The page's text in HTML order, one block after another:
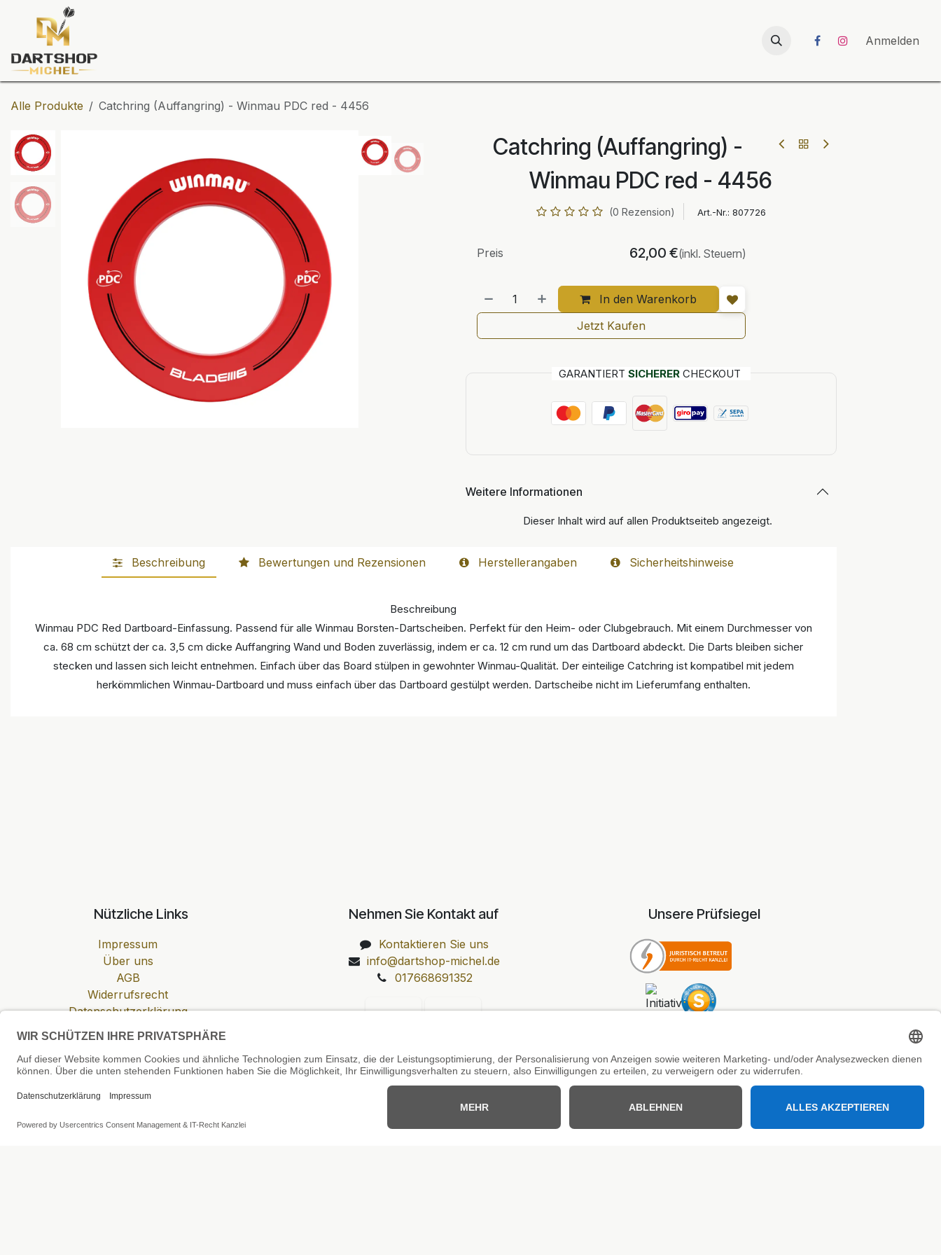
Zum Inhalt springen
UNICORN-Launch 2026 Anmelden
Alle Produkte Catchring (Auffangring) - Winmau PDC red - 4456
Catchring (Auffangring) -
Winmau PDC red - 4456
(0 Rezension) Art.-Nr.: 807726
In den Warenkorb
Preis 62,00 €(inkl. Steuern)
Jetzt Kaufen
GARANTIERT SICHERERCHECKOUT
Weitere Informationen
Dieser Inhalt wird auf allen Produktseiteb angezeigt.
Beschreibung Bewertungen und Rezensionen Herstellerangaben Sicherheitshinweise
Beschreibung
Winmau PDC Red Dartboard-Einfassung. Passend für alle Winmau Borsten-Dartscheiben. Perfekt für den Heim- oder Clubgebrauch. Mit einem Durchmesser von
ca. 68 cm schützt der ca. 3,5 cm dicke Auffangring Wand und Boden zuverlässig, indem er ca. 12 cm rund um das Dartboard abdeckt. Die Darts bleiben sicher
stecken und lassen sich leicht entnehmen. Einfach über das Board stülpen in gewohnter Winmau-Qualität. Der einteilige Catchring ist kompatibel mit jedem
herkömmlichen Winmau-Dartboard und muss einfach über das Dartboard gestülpt werden. Dartscheibe nicht im Lieferumfang enthalten.
Nützliche Links
Impressum
Über uns
AGB
Widerrufsrecht
Datenschutzerklärung
Cookie-Einstellungen
Nehmen Sie Kontakt auf
Kontaktieren Sie uns
info@dartshop-michel.de
017668691352
Unsere Prüfsiegel